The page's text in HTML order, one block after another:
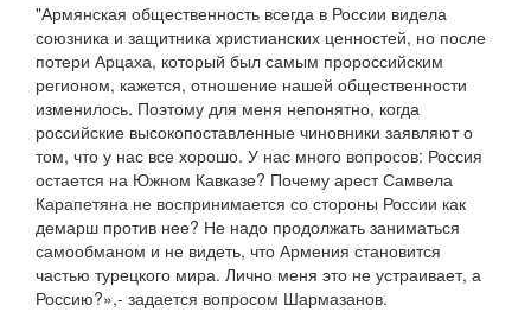
"Армянская общественность всегда в России видела
союзника и защитника христианских ценностей, но после
потери Арцаха, который был самым пророссийским
регионом, кажется, отношение нашей общественности
изменилось. Поэтому для меня непонятно, когда
российские высокопоставленные чиновники заявляют о
том, что у нас все хорошо. У нас много вопросов: Россия
остается на Южном Кавказе? Почему арест Самвела
Карапетяна не воспринимается со стороны России как
демарш против нее? Не надо продолжать заниматься
самообманом и не видеть, что Армения становится
частью турецкого мира. Лично меня это не устраивает, а
Россию?»,- задается вопросом Шармазанов.